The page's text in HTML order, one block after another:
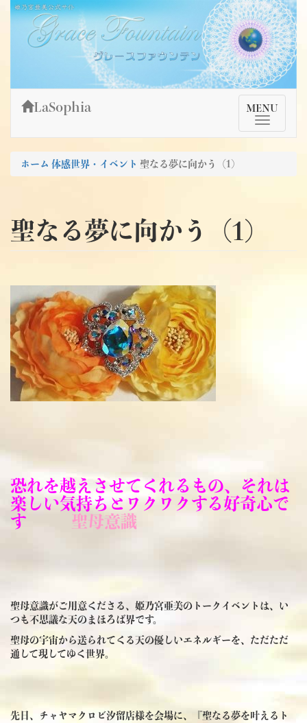
Skip
content
姫乃宮亜美公式サイト～Grace Fountain～
グレースファウンテン
TMenu
MENU
LaSophia
ホーム 体感世界・イベント 聖なる夢に向かう（1)
聖なる夢に向かう（1)
恐れを越えさせてくれるもの、それは
楽しい気持ちとワクワクする好奇心で
す 聖母意識
聖母意識がご用意くださる、姫乃宮亜美のトークイベントは、い
つも不思議な天のまほろば界です。
聖母の宇宙から送られてくる天の優しいエネルギーを、ただただ
通して現してゆく世界。
先日、チャヤマクロビ汐留店様を会場に、『聖なる夢を叶えるト